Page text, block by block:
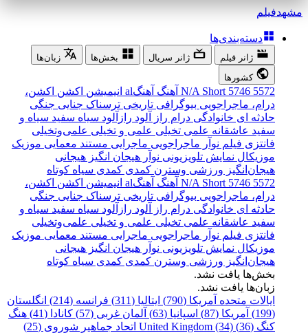
مشهدفیلم
دسته‌بندی‌ها
ژانر فیلم ژانر سریال بخش‌ها
زبان‌ها
کشورها
5572
5746
N/A Short آهنگ آهنگal انیمیشن اکشن اکشن،
درام، ماجراجویی بیوگرافی تاریخی ترسناک جنایی جنگی
حادثه ای خانوادگی درام راز آلود رازآلود سیاه سفید سیاه و
سفید عاشقانه علمی تخیلی علمی و تخیلی علمی‌و‌تخیلی
فانتزی فیلم نوآر ماجراجویی ماجرایی مستند معمایی موزیک
موزیکال نمایش تلویزیونی نوآر هیجان انگیز هیجانی
هیجان‌انگیز ورزشی وسترن کمدی کمدی سیاه کوتاه
5572
5746
N/A Short آهنگ آهنگal انیمیشن اکشن اکشن،
درام، ماجراجویی بیوگرافی تاریخی ترسناک جنایی جنگی
حادثه ای خانوادگی درام راز آلود رازآلود سیاه سفید سیاه و
سفید عاشقانه علمی تخیلی علمی و تخیلی علمی‌و‌تخیلی
فانتزی فیلم نوآر ماجراجویی ماجرایی مستند معمایی موزیک
موزیکال نمایش تلویزیونی نوآر هیجان انگیز هیجانی
هیجان‌انگیز ورزشی وسترن کمدی کمدی سیاه کوتاه
بخش‌ها یافت نشد.
زبان‌ها یافت نشد.
ایالات متحده آمریکا (790)
ایتالیا (311) فرانسه (214)
انگلستان
(199)
آمریکا (87) اسپانیا (63) آلمان غربی (57) کانادا (41)
هنگ
کنگ (36)
United Kingdom (34) اتحاد جماهیر شوروی (25)